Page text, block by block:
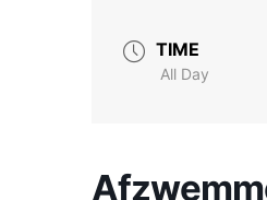
TIME
All Day